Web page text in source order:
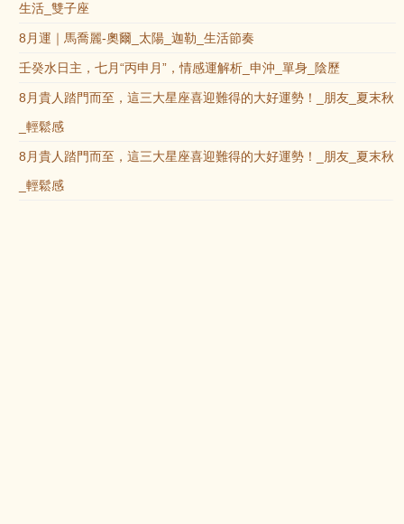
生活_雙子座
8月運｜馬喬麗-奧爾_太陽_迦勒_生活節奏
壬癸水日主，七月“丙申月”，情感運解析_申沖_單身_陰歷
8月貴人踏門而至，這三大星座喜迎難得的大好運勢！_朋友_夏末秋
_輕鬆感
8月貴人踏門而至，這三大星座喜迎難得的大好運勢！_朋友_夏末秋
_輕鬆感